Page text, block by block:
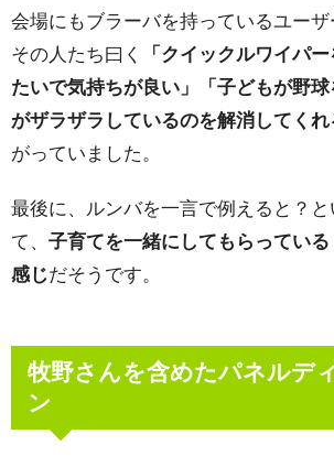
会場にもブラーバを持っているユーザ
その人たち曰く
「クイックルワイパ
たいで気持ちが良い」「子どもが野
がザラザラしているのを解消してくれ
がっていました。
最後に、ルンバを一言で例えると？
て、 子育てを一緒にしてもらってい
感じだそうです。
牧野さんを含めたパネルデ
ン